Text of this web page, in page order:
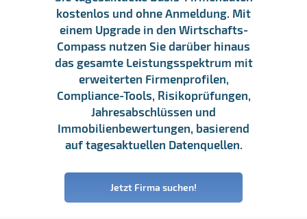
kostenlos und ohne Anmeldung. Mit
einem Upgrade in den Wirtschafts-
Compass nutzen Sie darüber hinaus
das gesamte Leistungsspektrum mit
erweiterten Firmenprofilen,
Compliance-Tools, Risikoprüfungen,
Jahresabschlüssen und
Immobilienbewertungen, basierend
auf tagesaktuellen Datenquellen.
Jetzt Firma suchen!